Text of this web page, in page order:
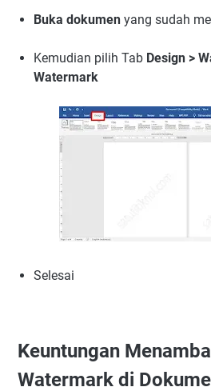
Buka dokumen yang sudah
Kemudian pilih Tab Design >
Watermark
Selesai
Keuntungan
Watermark di